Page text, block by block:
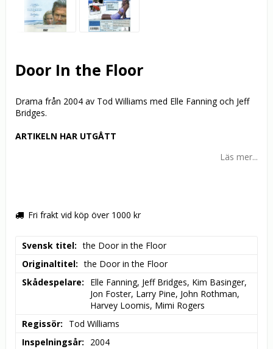
Door In the Floor
Drama från 2004 av Tod Williams med Elle Fanning och Jeff
Bridges.
ARTIKELN HAR UTGÅTT
Läs mer...
Fri frakt vid köp över 1000 kr
Svensk titel
the Door in the Floor
Originaltitel
the Door in the Floor
Skådespelare
Elle Fanning, Jeff Bridges, Kim Basinger,
Jon Foster, Larry Pine, John Rothman,
Harvey Loomis, Mimi Rogers
Regissör
Tod Williams
Inspelningsår
2004